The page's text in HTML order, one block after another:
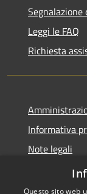
Segnalazione
Leggi le FAQ
Richiesta
Informativa
Note legali
Questo sito web